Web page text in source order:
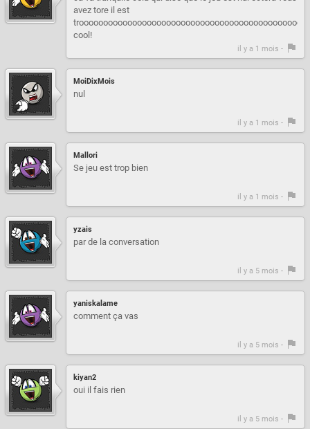
avez tore il est
cool!
il y a 1 mois -
MoiDixMois
nul
il y a 1 mois -
Mallori
Se jeu est trop bien
il y a 1 mois -
yzais
par de la conversation
il y a 5 mois -
yaniskalame
comment ça vas
il y a 5 mois -
kiyan2
oui il fais rien
il y a 5 mois -